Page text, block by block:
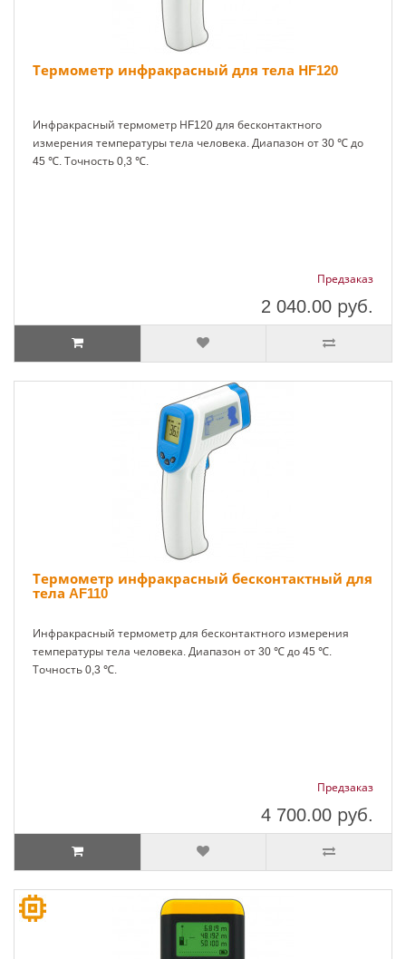
Термометр инфракрасный для тела НF120
Инфракрасный термометр НF120 для бесконтактного
измерения температуры тела человека. Диапазон от 30 ℃ до
45 ℃. Точность 0,3 ℃.
Предзаказ
2 040.00 руб.
Термометр инфракрасный бесконтактный для
тела AF110
Инфракрасный термометр для бесконтактного измерения
температуры тела человека. Диапазон от 30 ℃ до 45 ℃.
Точность 0,3 ℃.
Предзаказ
4 700.00 руб.